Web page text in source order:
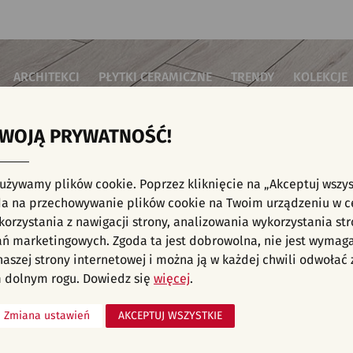
ARCHITEKCI PŁYTKI CERAMICZNE TRENDY KOLEKCJE
do sypialni
kuchenne
łazienkowe
na schody
na taras
komercyjne
Płytki ścienne
Płytki cegiełki
Płytki drewnopodobne
Płytki heksagonalne
Płytki jodełka
Płytki kamienne
Płytki kolorowe
Płytki
Płytki we
KAFELKI - TARAS I OGRÓD, WZORY I
aranżacji spełniających wybrane filtry. Przejdź do pełnejoferty
PRYWATNOŚĆ!
plików cookie. Poprzez kliknięcie na „Akceptuj
na przechowywanie plików cookie na Twoim urządzeniu w
z nawigacji strony, analizowania wykorzystania
marketingowych. Zgoda ta jest dobrowolna, nie jest
strony internetowej i można ją w każdej chwili odwołać
dolnym rogu. Dowiedz się więcej.
Zmiana ustawień AKCEPTUJ WSZYSTKIE